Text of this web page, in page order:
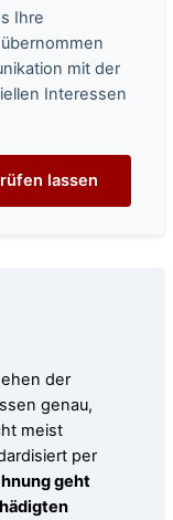
Ihre
mit der
Interessen
lassen
der
genau,
meist
per
geht